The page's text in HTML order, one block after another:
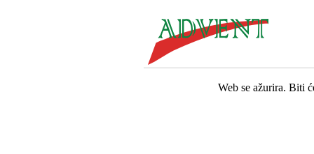
Web se ažurira. Biti